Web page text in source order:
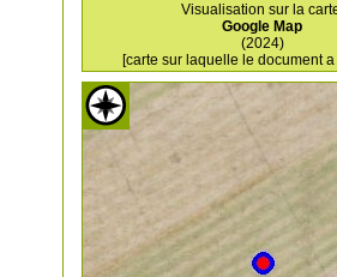
Visualisation sur la
Google Map
(2024)
[carte sur laquelle le document